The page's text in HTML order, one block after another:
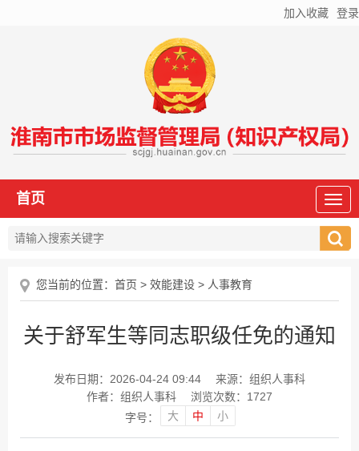
加入收藏 登录
首页
您当前的位置： 首页 > 效能建设 > 人事教育
关于舒军生等同志职级任免的通知
发布日期：2026-04-24 09:44
来源：组织人事科
作者：组织人事科
浏览次数： 1727
字号：
大 中 小